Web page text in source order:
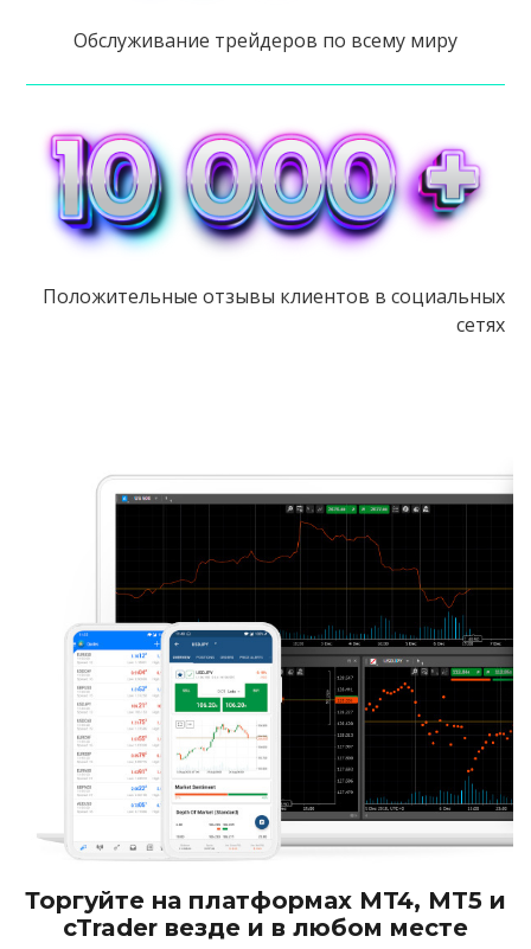
Обслуживание трейдеров по всему миру
Положительные отзывы клиентов в социальных
сетях
Торгуйте на платформах MT4, MT5 и
cTrader везде и в любом месте